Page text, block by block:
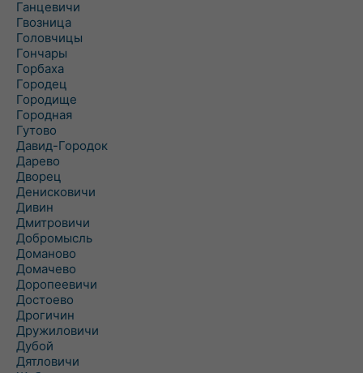
Ганцевичи
Гвозница
Головчицы
Гончары
Горбаха
Городец
Городище
Городная
Гутово
Давид-Городок
Дарево
Дворец
Денисковичи
Дивин
Дмитровичи
Добромысль
Доманово
Домачево
Доропеевичи
Достоево
Дрогичин
Дружиловичи
Дубой
Дятловичи